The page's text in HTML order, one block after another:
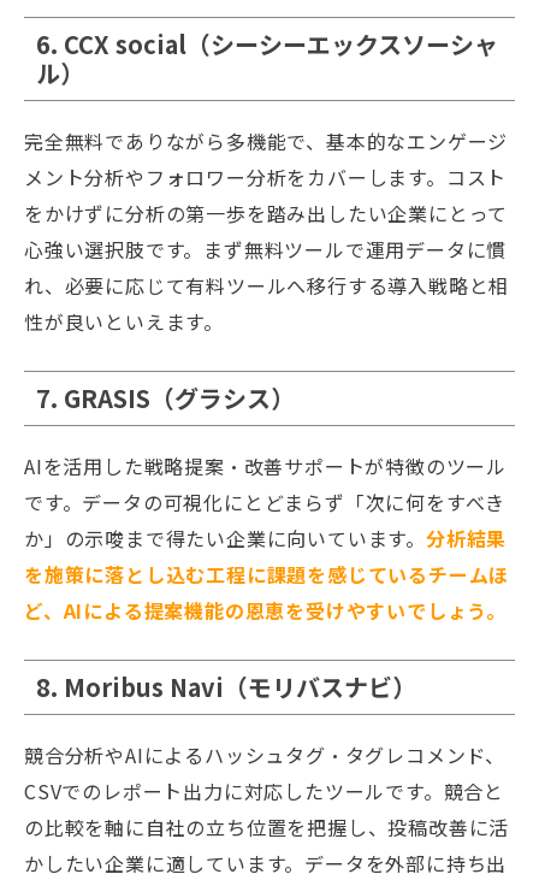
6. CCX social（シーシーエックスソーシャ
ル）
完全無料でありながら多機能で、基本的なエンゲージ
メント分析やフォロワー分析をカバーします。コスト
をかけずに分析の第一歩を踏み出したい企業にとって
心強い選択肢です。まず無料ツールで運用データに慣
れ、必要に応じて有料ツールへ移行する導入戦略と相
性が良いといえます。
7. GRASIS（グラシス）
AIを活用した戦略提案・改善サポートが特徴のツール
です。データの可視化にとどまらず「次に何をすべき
か」の示唆まで得たい企業に向いています。 分析結果
を施策に落とし込む工程に課題を感じているチームほ
ど、AIによる提案機能の恩恵を受けやすいでしょう。
8. Moribus Navi（モリバスナビ）
競合分析やAIによるハッシュタグ・タグレコメンド、
CSVでのレポート出力に対応したツールです。競合と
の比較を軸に自社の立ち位置を把握し、投稿改善に活
かしたい企業に適しています。データを外部に持ち出